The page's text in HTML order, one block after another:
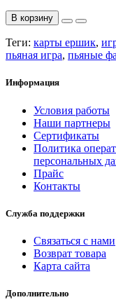
В корзину
Теги: карты ершик,
пьяная игра, пьяные
Информация
Условия работы
Наши партнеры
Сертификаты
Политика
персональных
Прайс
Контакты
Служба поддержки
Связаться с нами
Возврат товара
Карта сайта
Дополнительно